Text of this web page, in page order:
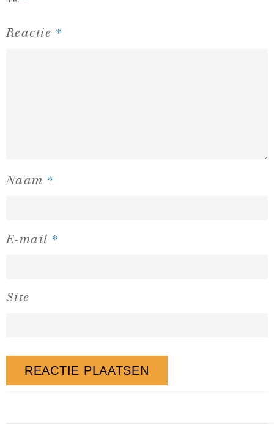
Reactie *
Naam *
E-mail *
Site